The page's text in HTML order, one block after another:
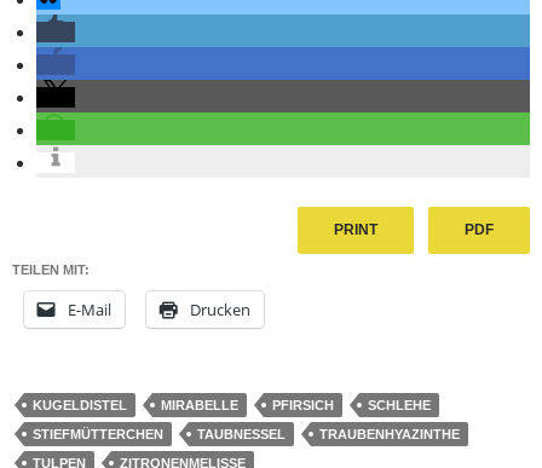
PRINT PDF
TEILEN MIT:
E-Mail Drucken
KUGELDISTEL MIRABELLE PFIRSICH
SCHLEHE
STIEFMÜTTERCHEN
TAUBNESSEL
TRAUBENHYAZINTHE
TULPEN
ZITRONENMELISSE